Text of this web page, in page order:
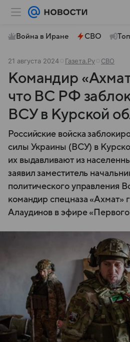
Война в Иране СВО
21 августа 2024 Газета.Ру СВО
Командир
что ВС РФ
ВСУ в Курской
Российские войска
силы Украины (ВСУ) в
их выдавливают из
заявил заместитель
политического управления
командир спецназа «Ахмат»
Алаудинов в эфире «Первого